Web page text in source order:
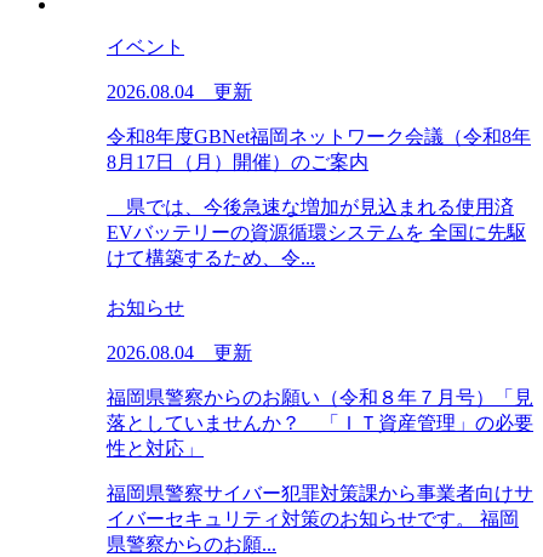
イベント
2026.08.04 更新
令和8年度GBNet福岡ネットワーク会議（令和8年
8月17日（月）開催）のご案内
県では、今後急速な増加が見込まれる使用済
EVバッテリーの資源循環システムを 全国に先駆
けて構築するため、令...
お知らせ
2026.08.04 更新
福岡県警察からのお願い（令和８年７月号）「見
落としていませんか？ 「ＩＴ資産管理」の必要
性と対応」
福岡県警察サイバー犯罪対策課から事業者向けサ
イバーセキュリティ対策のお知らせです。 福岡
県警察からのお願...